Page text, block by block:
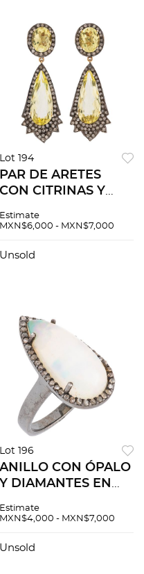
Lot 194
PAR DE ARETES
CON CITRINAS Y
PLATA Y PLATA
corte pera y oval
Estimate
MXN$6,000 - MXN$7,000
Unsold
Lot 196
ANILLO CON ÓPALO
Y DIAMANTES EN
925. Un ópalo corte
diamantes corte
Estimate
MXN$4,000 - MXN$7,000
Unsold